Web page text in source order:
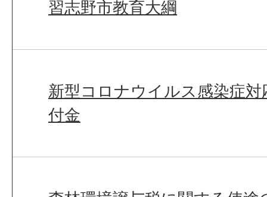
習志野市教育大綱
新型コロナウイルス感染症対
付金